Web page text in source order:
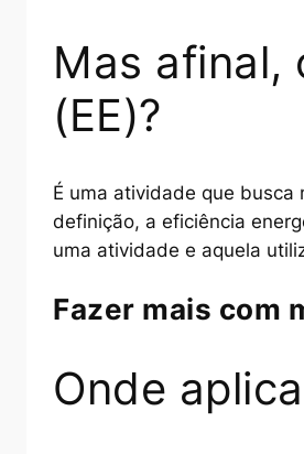
Mas afinal,
(EE)?
É uma atividade que
definição, a eficiência
uma atividade e aquela
Fazer mais com
Onde